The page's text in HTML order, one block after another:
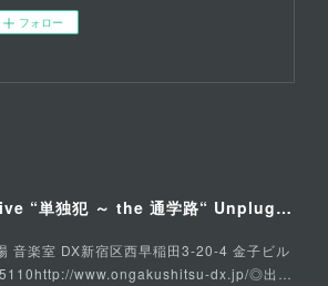
フォロー
ACE Acoustic Live “単独犯 ～ the 通学路“ Unplugged Special
音楽室 DX新宿区西早稲田3-20-4 金子ビル
www.ongakushitsu-dx.jp/◎出…